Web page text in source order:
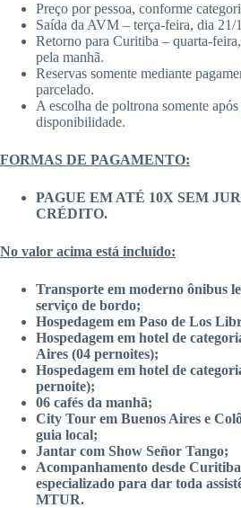
Preço por pessoa, conforme
Saída da AVM – terça-feira, dia 21/
Retorno para Curitiba – quarta-
pela manhã.
Reservas somente mediante
parcelado.
A escolha de poltrona somente
disponibilidade.
FORMAS DE PAGAMENTO:
PAGUE EM ATÉ 10X SEM
CRÉDITO.
No valor acima está incluído:
Transporte em moderno ônibus
serviço de bordo;
Hospedagem em Paso de Los
Hospedagem em hotel de
Aires (04 pernoites);
Hospedagem em hotel de
pernoite);
06 cafés da manhã;
City Tour em Buenos Aires e
guia local;
Jantar com Show Señor Tango;
Acompanhamento desde
especializado para dar toda
MTUR.